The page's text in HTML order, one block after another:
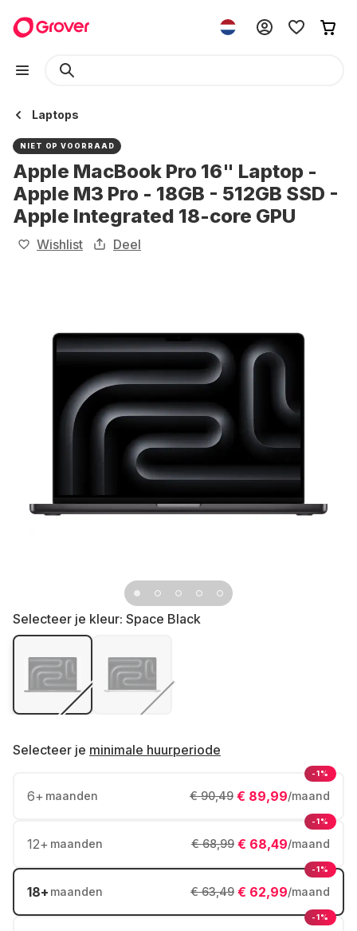
Laptops
NIET OP VOORRAAD
Apple MacBook Pro 16" Laptop -
Apple M3 Pro - 18GB - 512GB SSD -
Apple Integrated 18-core GPU
Wishlist Deel
Selecteer je kleur: Space Black
Selecteer je minimale huurperiode
6+ maanden € 89,99/maand
€ 90,49
-1%
12+ maanden € 68,49/maand
€ 68,99
-1%
18+ maanden € 62,99/maand
€ 63,49
-1%
-1%